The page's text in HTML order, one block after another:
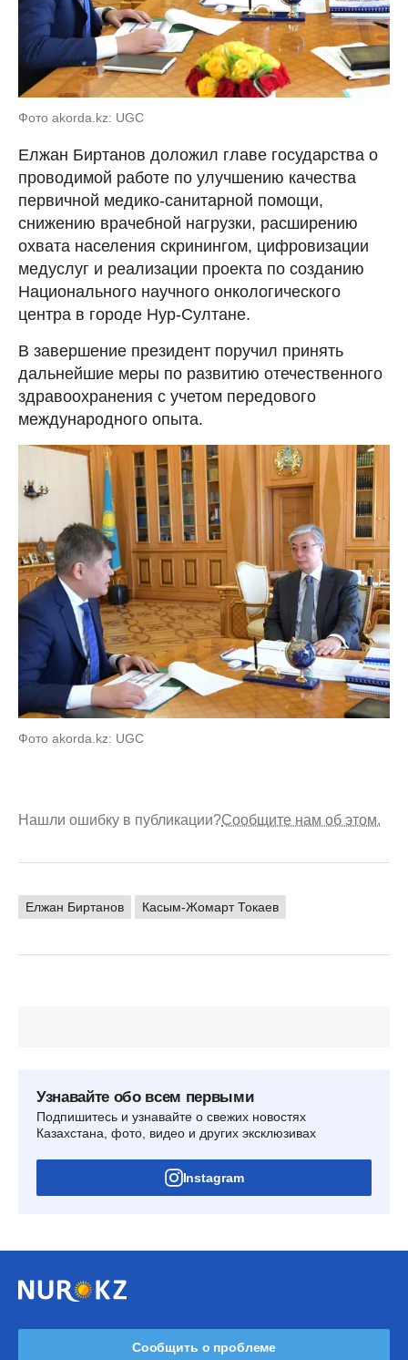
Фото akorda.kz: UGC
Елжан Биртанов доложил главе государства о
проводимой работе по улучшению качества
первичной медико-санитарной помощи,
снижению врачебной нагрузки, расширению
охвата населения скринингом, цифровизации
медуслуг и реализации проекта по созданию
Национального научного онкологического
центра в городе Нур-Султане.
В завершение президент поручил принять
дальнейшие меры по развитию отечественного
здравоохранения с учетом передового
международного опыта.
Фото akorda.kz: UGC
Нашли ошибку в публикации?Сообщите нам об этом.
Елжан Биртанов Касым-Жомарт Токаев
Узнавайте обо всем первыми
Подпишитесь и узнавайте о свежих новостях
Казахстана, фото, видео и других эксклюзивах
Instagram
Сообщить о проблеме